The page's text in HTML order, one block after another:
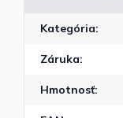
Kategória:
Záruka:
Hmotnosť: